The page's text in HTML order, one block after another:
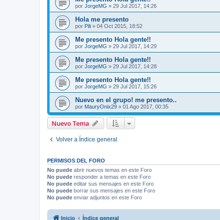
por JorgeMG » 29 Jul 2017, 14:26
Hola me presento
por Pili » 04 Oct 2015, 18:52
Me presento Hola gente!!
por JorgeMG » 29 Jul 2017, 14:29
Me presento Hola gente!!
por JorgeMG » 29 Jul 2017, 14:28
Me presento Hola gente!!
por JorgeMG » 29 Jul 2017, 15:26
Nuevo en el grupo! me presento..
por MauryOnix29 » 01 Ago 2017, 00:35
Nuevo Tema
Volver a Índice general
PERMISOS DEL FORO
No puede abrir nuevos temas en este Foro
No puede responder a temas en este Foro
No puede editar sus mensajes en este Foro
No puede borrar sus mensajes en este Foro
No puede enviar adjuntos en este Foro
Inicio Índice general